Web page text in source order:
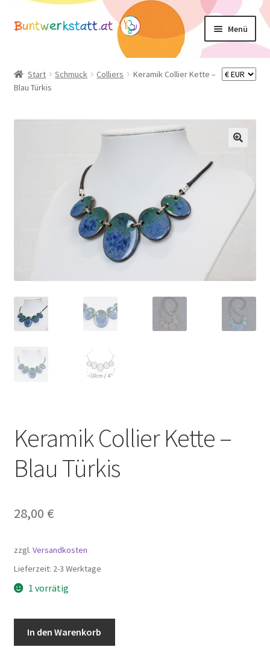
Zur
Zum
Menü
öffnen
Mein Konto
Warenkorb
Start Schmuck Colliers
Keramik Collier Kette –
Blau Türkis
Keramik Collier Kette –
Blau Türkis
28,00 €
zzgl. Versandkosten
Lieferzeit: 2-3 Werktage
1 vorrätig
In den Warenkorb